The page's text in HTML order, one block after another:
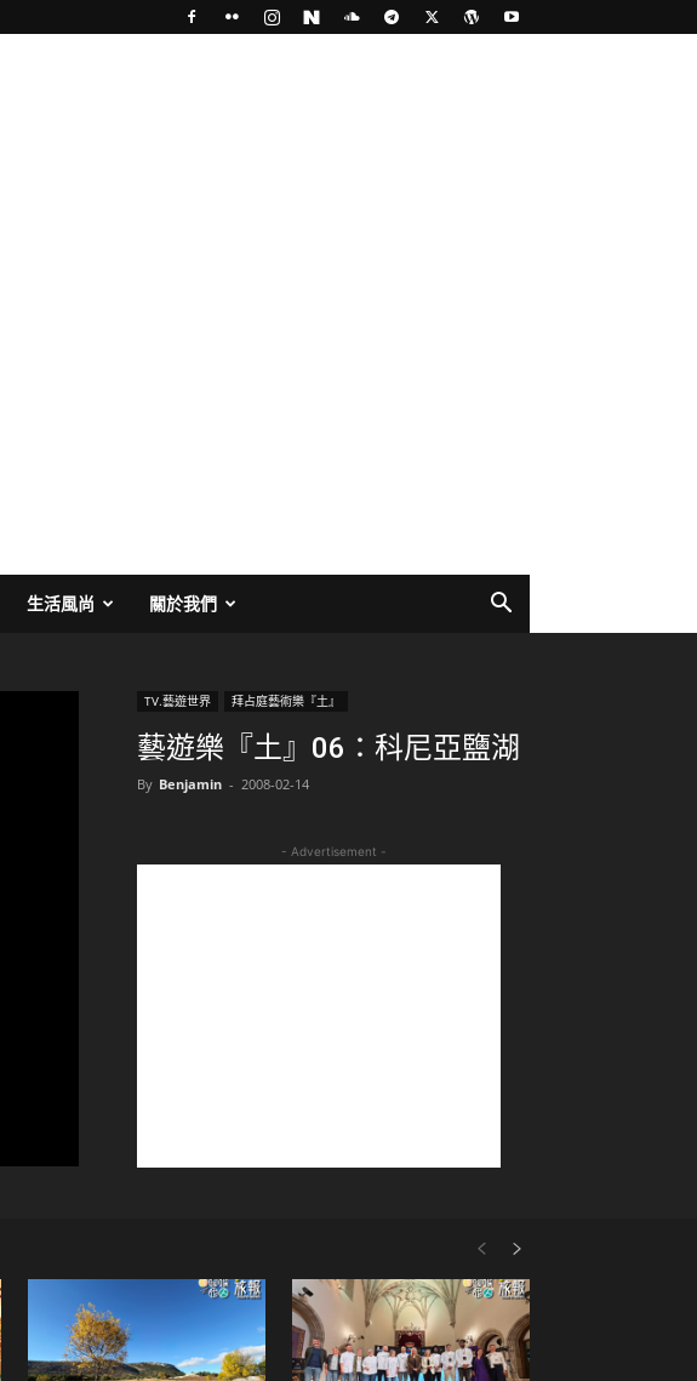
生活風尚 關於我們
TV.藝遊世界 拜占庭藝術樂『土』
藝遊樂『土』06：科尼亞鹽湖
By Benjamin - 2008-02-14
- Advertisement -